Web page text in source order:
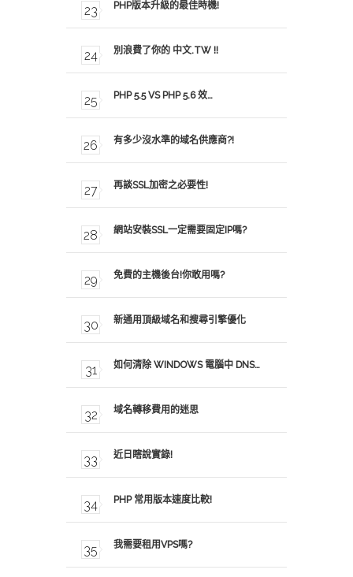
PHP版本升級的最佳時機!
別浪費了你的 中文.TW !!
PHP 5.5 VS PHP 5.6 效…
有多少沒水準的域名供應商?!
再談SSL加密之必要性!
網站安裝SSL一定需要固定IP嗎?
免費的主機後台!你敢用嗎?
新通用頂級域名和搜尋引擎優化
如何清除 WINDOWS 電腦中 DNS…
域名轉移費用的迷思
近日瞎說實錄!
PHP 常用版本速度比較!
我需要租用VPS嗎?